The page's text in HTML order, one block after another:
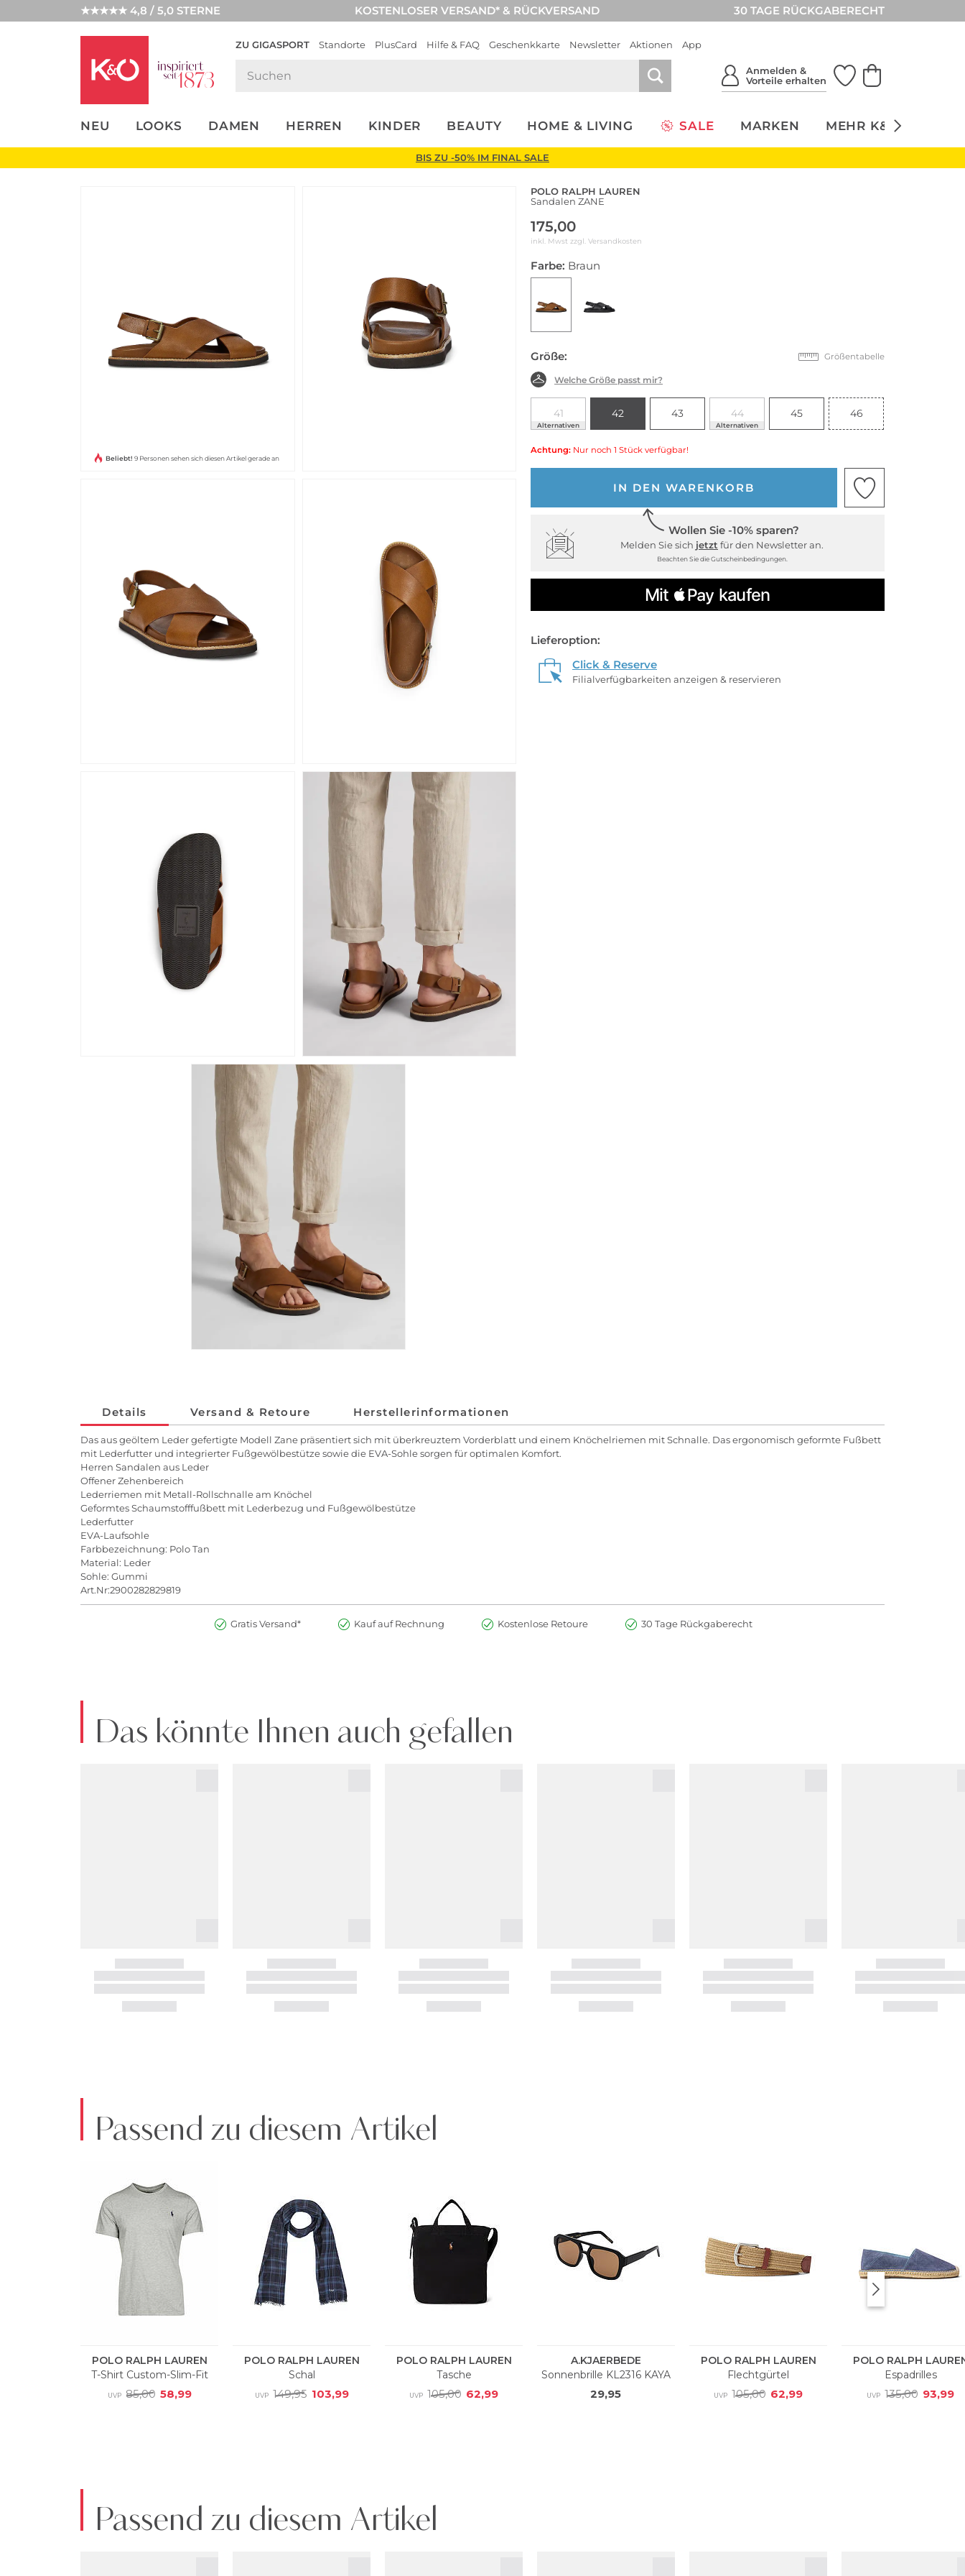
★★★★★ 4,8 / 5,0 STERNE KOSTENLOSER VERSAND* & RÜCKVERSAND 30 TAGE RÜCKGABERECHT
ZU GIGASPORT Standorte PlusCard Hilfe & FAQ Geschenkkarte Newsletter Aktionen App
Anmelden &
Vorteile erhalten
NEU LOOKS DAMEN HERREN KINDER BEAUTY HOME & LIVING SALE MARKEN MEHR K&Ö
UNSERE APP
CLICK &
BIS ZU -50% IM FINAL SALE
Beliebt! 9 Personen sehen sich diesen Artikel gerade an
POLO RALPH LAUREN
Sandalen ZANE
175,00
inkl. Mwst zzgl. Versandkosten
Farbe: Braun
Größe: Größentabelle
Welche Größe passt mir?
41
Alternativen
42 43 44
Alternativen
45 46
Achtung: Nur noch 1 Stück verfügbar!
IN DEN WARENKORB
Wollen Sie -10% sparen?
Melden Sie sich jetzt für den Newsletter an.
Beachten Sie die Gutscheinbedingungen.
Lieferoption:
Click & Reserve
Filialverfügbarkeiten anzeigen & reservieren
Details Versand & Retoure Herstellerinformationen
Das aus geöltem Leder gefertigte Modell Zane präsentiert sich mit überkreuztem Vorderblatt und einem Knöchelriemen mit Schnalle. Das ergonomisch geformte Fußbett
mit Lederfutter und integrierter Fußgewölbestütze sowie die EVA-Sohle sorgen für optimalen Komfort.
Herren Sandalen aus Leder
Offener Zehenbereich
Lederriemen mit Metall-Rollschnalle am Knöchel
Geformtes Schaumstofffußbett mit Lederbezug und Fußgewölbestütze
Lederfutter
EVA-Laufsohle
Farbbezeichnung: Polo Tan
Material: Leder
Sohle: Gummi
Art.Nr:2900282829819
Gratis Versand* Kauf auf Rechnung Kostenlose Retoure 30 Tage Rückgaberecht
Das könnte Ihnen auch gefallen
Passend zu diesem Artikel
Passend zu diesem Artikel